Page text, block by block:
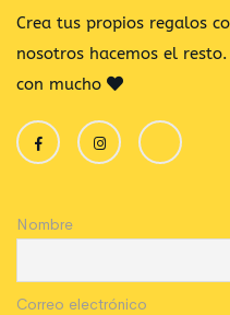
Crea tus propios regalos
nosotros hacemos el
con mucho
Nombre
Correo electrónico